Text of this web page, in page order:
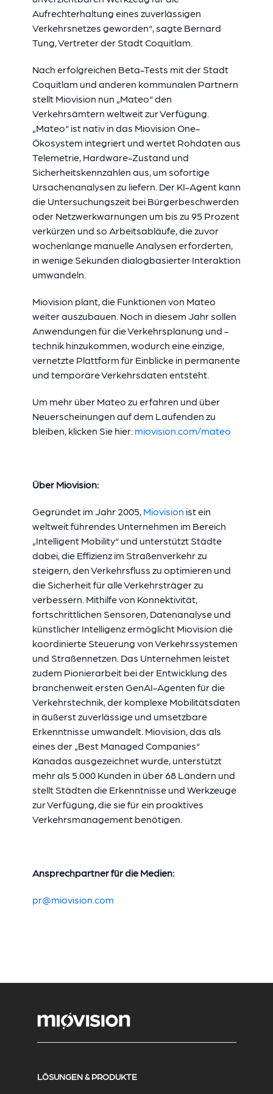
Aufrechterhaltung eines zuverlässigen
Verkehrsnetzes geworden“, sagte Bernard
Tung,Vertreter der Stadt Coquitlam.
Nach erfolgreichen Beta-Tests mit der Stadt
Coquitlam und anderen kommunalen Partnern
stellt Miovision nun „Mateo“ den
Verkehrsämtern weltweit zur Verfügung.
„Mateo“ ist nativ in das Miovision One-
Ökosystem integriert und wertet Rohdaten aus
Telemetrie, Hardware-Zustand und
Sicherheitskennzahlen aus, um sofortige
Ursachenanalysen zu liefern. Der KI-Agent kann
die Untersuchungszeit bei Bürgerbeschwerden
oder Netzwerkwarnungen um bis zu 95 Prozent
verkürzen und so Arbeitsabläufe, die zuvor
wochenlange manuelle Analysen erforderten,
in wenige Sekunden dialogbasierter Interaktion
umwandeln.
Miovision plant, die Funktionen von Mateo
weiter auszubauen. Noch in diesem Jahr sollen
Anwendungen für die Verkehrsplanung und -
technik hinzukommen, wodurch eine einzige,
vernetzte Plattform für Einblicke in permanente
und temporäre Verkehrsdaten entsteht.
Um mehr über Mateo zu erfahren und über
Neuerscheinungen auf dem Laufenden zu
bleiben, klicken Sie hier: miovision.com/mateo
Über Miovision:
Gegründet im Jahr 2005, Miovision ist ein
weltweit führendes Unternehmen im Bereich
„Intelligent Mobility“ und unterstützt Städte
dabei, die Effizienz im Straßenverkehr zu
steigern, den Verkehrsfluss zu optimieren und
die Sicherheit für alle Verkehrsträger zu
verbessern. Mithilfe von Konnektivität,
fortschrittlichen Sensoren, Datenanalyse und
künstlicher Intelligenz ermöglicht Miovision die
koordinierte Steuerung von Verkehrssystemen
und Straßennetzen. Das Unternehmen leistet
zudem Pionierarbeit bei der Entwicklung des
branchenweit ersten GenAI-Agenten für die
Verkehrstechnik, der komplexe Mobilitätsdaten
in äußerst zuverlässige und umsetzbare
Erkenntnisse umwandelt. Miovision, das als
eines der „Best Managed Companies“
Kanadas ausgezeichnet wurde, unterstützt
mehr als 5.000 Kunden in über 68 Ländern und
stellt Städten die Erkenntnisse und Werkzeuge
zur Verfügung, die sie für ein proaktives
Verkehrsmanagement benötigen.
Ansprechpartner für die Medien:
pr@miovision.com
LÖSUNGEN & PRODUKTE